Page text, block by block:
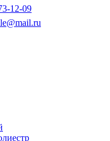
12-09